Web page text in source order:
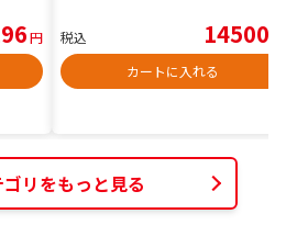
円
税込 14500
カートに入れる
リをもっと見る